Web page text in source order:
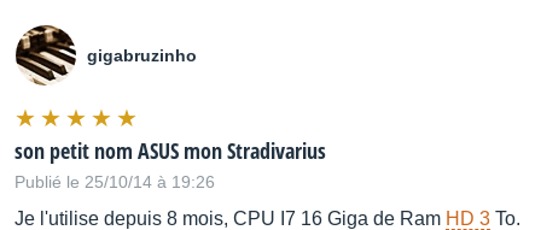
gigabruzinho
son petit nom ASUS mon Stradivarius
Publié le 25/10/14 à 19:26
Je l'utilise depuis 8 mois, CPU I7 16 Giga de Ram HD 3 To.